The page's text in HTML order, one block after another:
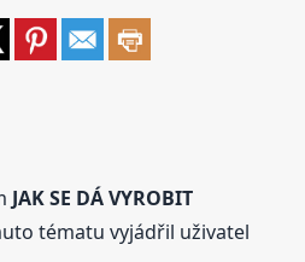
JAK SE DÁ VYROBIT
tématu vyjádřil uživatel